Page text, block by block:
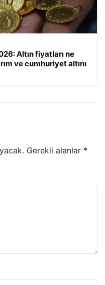
Altın fiyatları ne
ve cumhuriyet altını
Gerekli alanlar *